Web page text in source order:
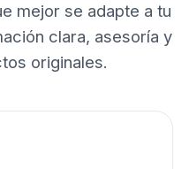
mejor se adapte a tu
clara, asesoría y
originales.